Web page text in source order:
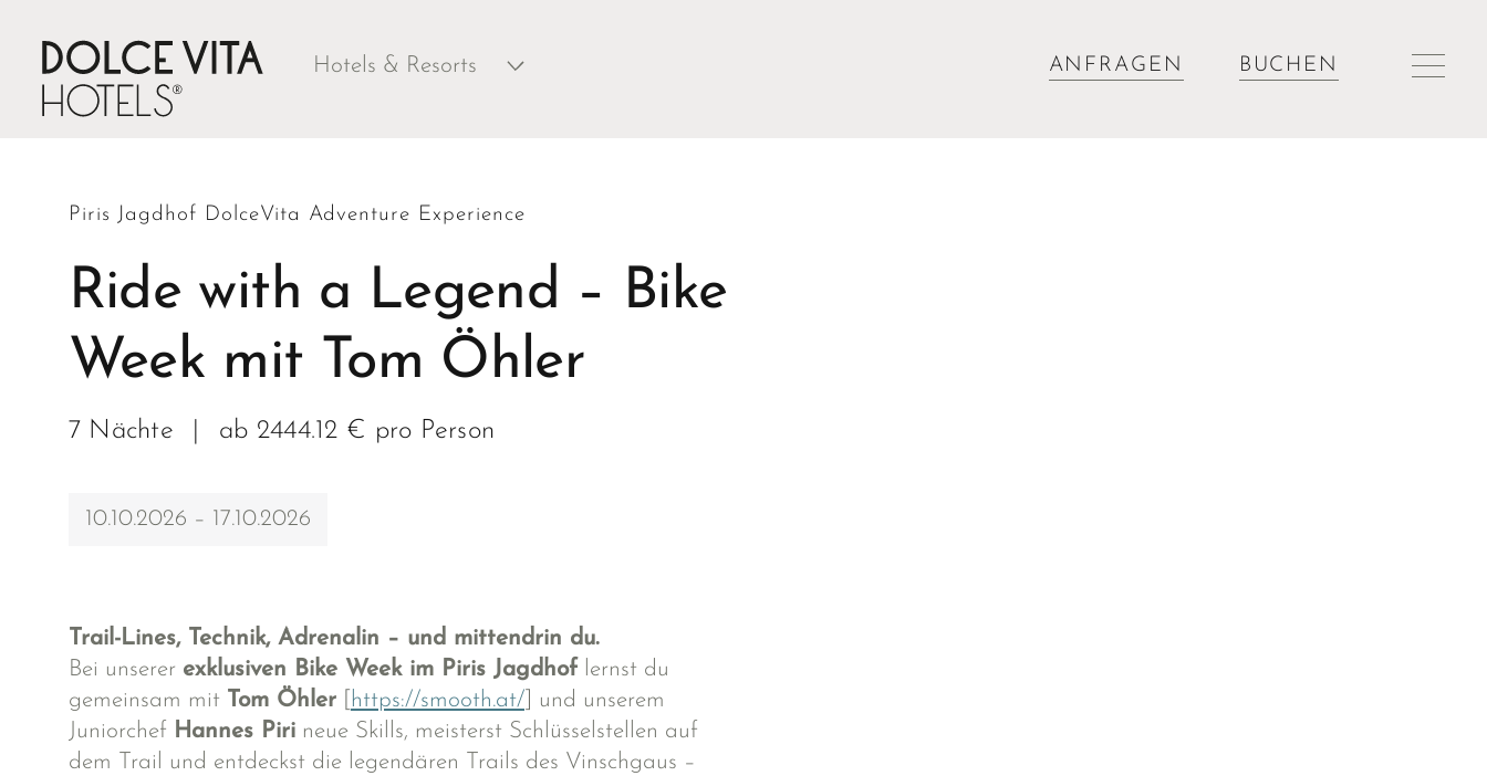
Hotels & Resorts ANFRAGEN BUCHEN
Piris Jagdhof DolceVita Adventure Experience
Ride with a Legend – Bike
Week mit Tom Öhler
7 Nächte ab 2444.12 € pro Person
10.10.2026 – 17.10.2026
Trail-Lines, Technik, Adrenalin – und mittendrin du.
Bei unserer exklusiven Bike Week im Piris Jagdhof lernst du
gemeinsam mit
Tom Öhler[ https://smooth.at/ ] und unserem
Juniorchef Hannes Pirineue Skills, meisterst Schlüsselstellen auf
dem Trail und entdeckst die legendären Trails des Vinschgaus –